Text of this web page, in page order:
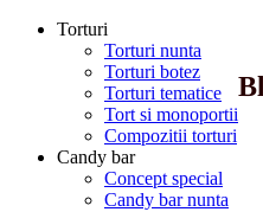
Torturi
Torturi nunta
Torturi botez
Torturi tematice
Tort si monoportii
Compozitii torturi
Candy bar
Concept special
Candy bar nunta